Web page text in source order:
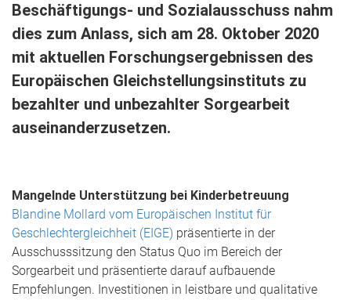
Beschäftigungs- und Sozialausschuss nahm
dies zum Anlass, sich am 28. Oktober 2020
mit aktuellen Forschungsergebnissen des
Europäischen Gleichstellungsinstituts zu
bezahlter und unbezahlter Sorgearbeit
auseinanderzusetzen.
Mangelnde Unterstützung bei Kinderbetreuung
Blandine Mollard vom Europäischen Institut für
Geschlechtergleichheit (EIGE) präsentierte in der
Ausschusssitzung den Status Quo im Bereich der
Sorgearbeit und präsentierte darauf aufbauende
Empfehlungen. Investitionen in leistbare und qualitative